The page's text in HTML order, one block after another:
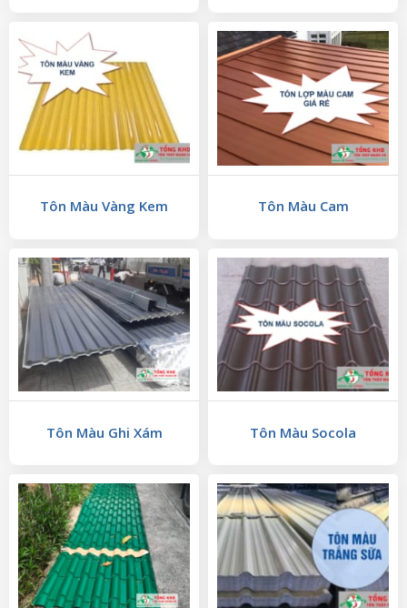
Tôn Màu Vàng Kem Tôn Màu Cam
Tôn Màu Ghi Xám Tôn Màu Socola